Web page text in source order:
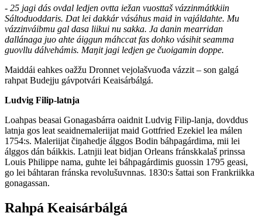
- 25 jagi dás ovdal ledjen ovtta iežan vuosttaš vázzinmátkkiin
Sáltoduoddaris. Dat lei dakkár vásáhus maid in vajáldahte. Mu
vázzinváibmu gal dasa liikui nu sakka. Ja danin mearridan
dallánaga juo ahte áiggun máhccat fas dohko vásihit seamma
guovllu dálvehámis. Maŋit jagi ledjen ge čuoigamin doppe.
Maiddái eahkes oažžu Dronnet vejolašvuođa vázzit – son galgá
rahpat Budejju gávpotvári Keaisárbálgá.
Ludvig Filip-latnja
Loahpas beasai Gonagasbárra oaidnit Ludvig Filip-lanja, dovddus
latnja gos leat seaidnemaleriijat maid Gottfried Ezekiel lea málen
1754:s. Maleriijat čiŋahedje álggos Bodin báhpagárdima, mii lei
álggos dán báikkis. Latnjii leat bidjan Orleans fránskkalaš prinssa
Louis Philippe nama, guhte lei báhpagárdimis guossin 1795 geasi,
go lei báhtaran fránska revolušuvnnas. 1830:s šattai son Frankriikka
gonagassan.
Rahpá Keaisárbálgá